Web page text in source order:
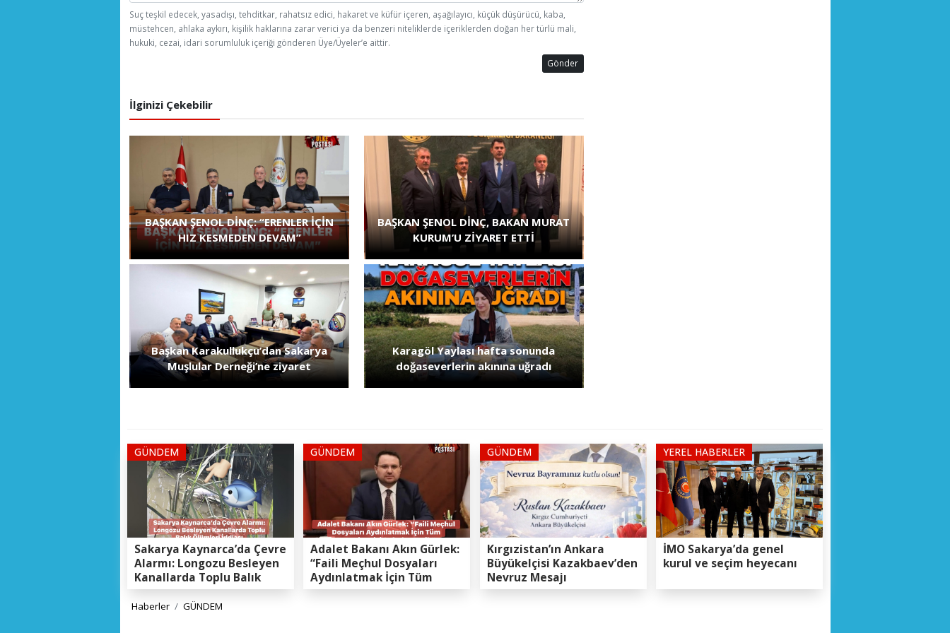
Suç teşkil edecek, yasadışı, tehditkar, rahatsız edici, hakaret ve küfür içeren, aşağılayıcı, küçük düşürücü, kaba,
müstehcen, ahlaka aykırı, kişilik haklarına zarar verici ya da benzeri niteliklerde içeriklerden doğan her türlü mali,
hukuki, cezai, idari sorumluluk içeriği gönderen Üye/Üyeler’e aittir.
Gönder
İlginizi Çekebilir
BAŞKAN ŞENOL DİNÇ: “ERENLER İÇİN
HIZ KESMEDEN DEVAM”
BAŞKAN ŞENOL DİNÇ, BAKAN MURAT
KURUM’U ZİYARET ETTİ
Başkan Karakullukçu’dan Sakarya
Muşlular Derneği’ne ziyaret
Karagöl Yaylası hafta sonunda
doğaseverlerin akınına uğradı
GÜNDEM
Sakarya Kaynarca’da Çevre
Alarmı: Longozu Besleyen
Kanallarda Toplu Balık
Ölümleri Gerçeği
GÜNDEM
Adalet Bakanı Akın Gürlek:
“Faili Meçhul Dosyaları
Aydınlatmak İçin Tüm
Kapasitemizi Seferber
GÜNDEM
Kırgızistan’ın Ankara
Büyükelçisi Kazakbaev’den
Nevruz Mesajı
YEREL HABERLER
İMO Sakarya’da genel
kurul ve seçim heyecanı
Haberler GÜNDEM